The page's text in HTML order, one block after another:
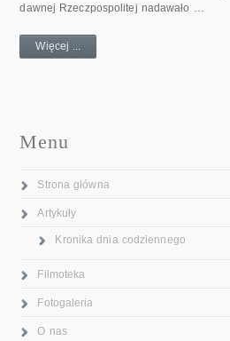
dawnej Rzeczpospolitej nadawało …
Więcej ...
Menu
Strona główna
Artykuły
Kronika dnia codziennego
Filmoteka
Fotogaleria
O nas